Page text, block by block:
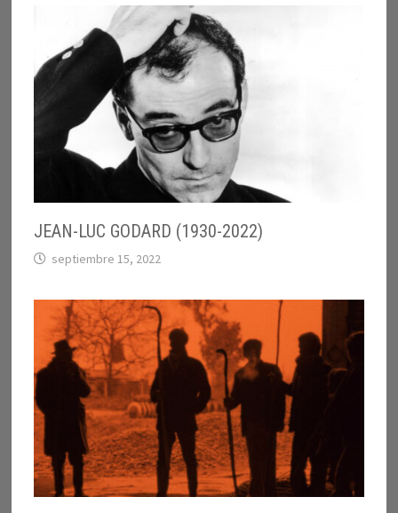
JEAN-LUC GODARD (1930-2022)
septiembre 15, 2022